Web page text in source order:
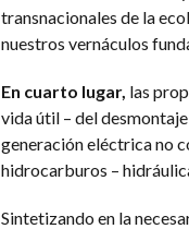
transnacionales de la
nuestros vernáculos
En cuarto lugar, las
vida útil – del
generación eléctrica no
hidrocarburos –
Sintetizando en la